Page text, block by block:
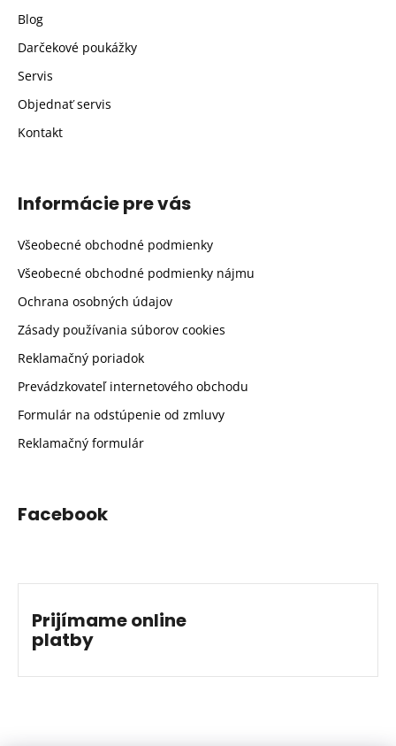
Blog
Darčekové poukážky
Servis
Objednať servis
Kontakt
Informácie pre vás
Všeobecné obchodné podmienky
Všeobecné obchodné podmienky nájmu
Ochrana osobných údajov
Zásady používania súborov cookies
Reklamačný poriadok
Prevádzkovateľ internetového obchodu
Formulár na odstúpenie od zmluvy
Reklamačný formulár
Facebook
Prijímame online
platby